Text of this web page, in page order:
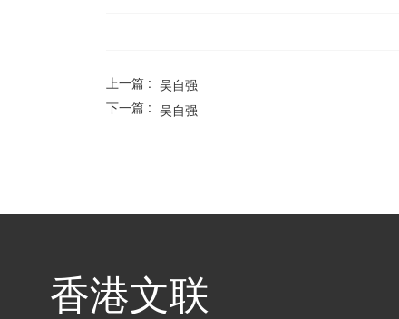
上一篇 : 吴自强
下一篇 : 吴自强
香港文联